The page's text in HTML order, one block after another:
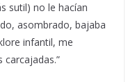
sutil) no le hacían
asombrado, bajaba
infantil, me
carcajadas.”